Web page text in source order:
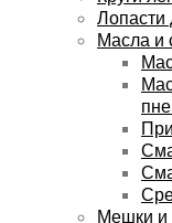
Лопасти
Масла и
Мешки и